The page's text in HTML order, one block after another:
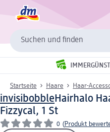
Suchen und finden
Startseite Haare Haar-
invisibobble Hairhalo
Fizzycal, 1 St
0 (Produkt